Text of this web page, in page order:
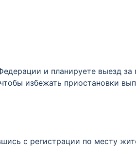
и планируете выезд за
избежать приостановки
с регистрации по месту